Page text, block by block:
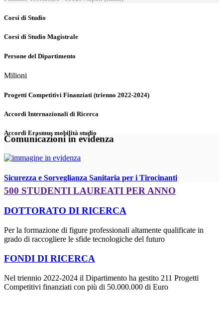
Corsi di Studio
Corsi di Studio Magistrale
Persone del Dipartimento
Milioni
Progetti Competitivi Finanziati (trienno 2022-2024)
Accordi Internazionali di Ricerca
Accordi Erasmus mobilità studio
Comunicazioni in evidenza
Sicurezza e Sorveglianza Sanitaria per i Tirocinanti
500 STUDENTI LAUREATI PER ANNO
DOTTORATO DI RICERCA
Per la formazione di figure professionali altamente qualificate in
grado di raccogliere le sfide tecnologiche del futuro
FONDI DI RICERCA
Nel triennio 2022-2024 il Dipartimento ha gestito 211 Progetti
Competitivi finanziati con più di 50.000.000 di Euro